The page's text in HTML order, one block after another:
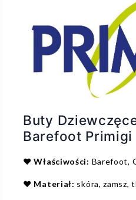
Buty
Barefoot Primigi
❤️Właściwości: Barefoot,
❤️ Materiał: skóra, zamsz,